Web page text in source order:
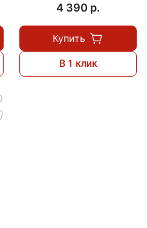
4 390 p.
Купить
В 1 клик